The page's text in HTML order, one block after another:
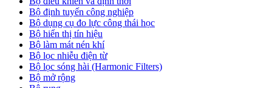
Bộ định tuyến công nghiệp
Bộ dụng cụ đo lực công thái học
Bộ hiển thị tín hiệu
Bộ làm mát nén khí
Bộ lọc nhiễu điện từ
Bộ lọc sóng hài (Harmonic Filters)
Bộ mở rộng